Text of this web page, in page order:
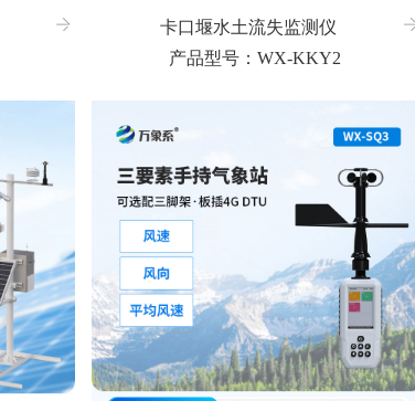
卡口堰水土流失监测仪
产品型号：WX-KKY2